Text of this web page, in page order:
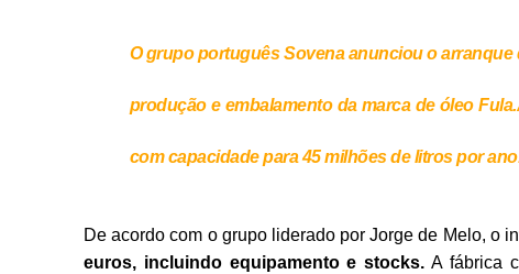
O grupo português Sovena anunciou o
produção e embalamento da marca de óleo
com capacidade para 45 milhões de litros por
De acordo com o grupo liderado por Jorge de Melo, o
euros, incluindo equipamento e stocks. A fábrica